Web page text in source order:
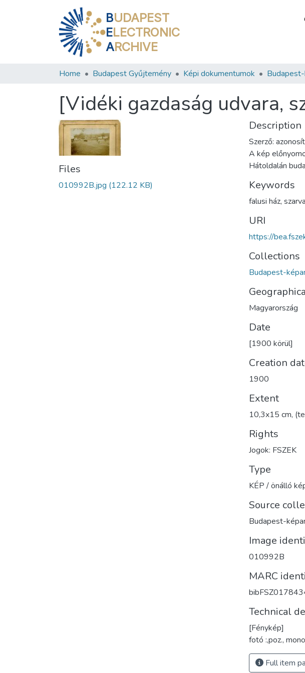
BUDAPEST
ELECTRONIC
ARCHIVE
Home Budapest Gyűjtemény Képi dokumentumok
[Vidéki gazdaság udvara,
Files
010992B.jpg (122.12 KB)
Description
Szerző:
A kép
Hátoldalán
Keywords
falusi ház,
URI
https://
Collections
Budapest-
Magyarország
Date
[1900 körül]
Creation
1900
Extent
10,3x15 cm,
Rights
Jogok: FSZEK
Type
KÉP / önálló
Source
Budapest-
Image
010992B
MARC
Technical
[Fénykép]
fotó :,poz.,
Full item